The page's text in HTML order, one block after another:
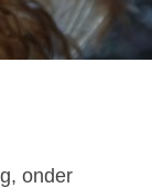
onder